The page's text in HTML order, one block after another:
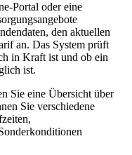
Portal oder eine
den aktuellen
an. Das System prüft
in Kraft ist und ob ein
ist.
Sie eine Übersicht über
Sie verschiedene